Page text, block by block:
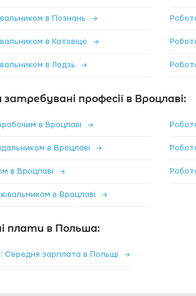
в Познань →
в Катовіце →
в Лодзь →
професії в Вроцлаві:
в Вроцлаві →
в Вроцлаві →
в Вроцлаві →
в Вроцлаві →
плати в Польша:
Середня зарплата в Польщі →